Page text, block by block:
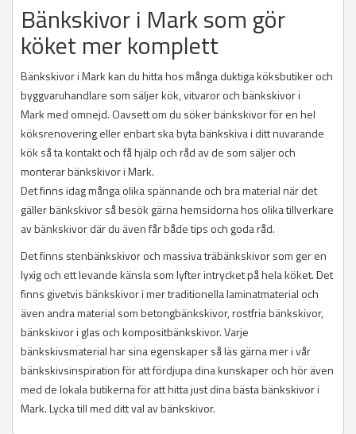
Bänkskivor i Mark som gör
köket mer komplett
Bänkskivor i Mark kan du hitta hos många duktiga köksbutiker och
byggvaruhandlare som säljer kök, vitvaror och bänkskivor i
Mark med omnejd. Oavsett om du söker bänkskivor för en hel
köksrenovering eller enbart ska byta bänkskiva i ditt nuvarande
kök så ta kontakt och få hjälp och råd av de som säljer och
monterar bänkskivor i Mark.
Det finns idag många olika spännande och bra material när det
gäller bänkskivor så besök gärna hemsidorna hos olika tillverkare
av bänkskivor där du även får både tips och goda råd.
Det finns stenbänkskivor och massiva träbänkskivor som ger en
lyxig och ett levande känsla som lyfter intrycket på hela köket. Det
finns givetvis bänkskivor i mer traditionella laminatmaterial och
även andra material som betongbänkskivor, rostfria bänkskivor,
bänkskivor i glas och kompositbänkskivor. Varje
bänkskivsmaterial har sina egenskaper så läs gärna mer i vår
bänkskivsinspiration för att fördjupa dina kunskaper och hör även
med de lokala butikerna för att hitta just dina bästa bänkskivor i
Mark. Lycka till med ditt val av bänkskivor.